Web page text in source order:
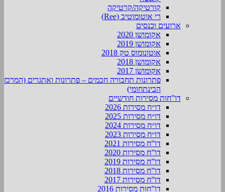
קורטיקה/קרטיקה
רי אוטומוטיב (Ree)
ארועים וכנסים
אקומושן 2020
אקומושן 2019
אוטונומוס טק 2018
אקומושן 2018
אקומושן 2017
פתרונות תחבורה חכמים – פתרונות ואתגרים (המרכז
הבינתחומי)
דו”חות מסירות חודשיים
דו״ח מסירות 2026
דו״ח מסירות 2025
דו״ח מסירות 2024
דו״ח מסירות 2023
דו”ח מסירות 2021
דו”ח מסירות 2020
דו”ח מסירות 2019
דו”ח מסירות 2018
דו”ח מסירות 2017
דו”חות מסירות 2016